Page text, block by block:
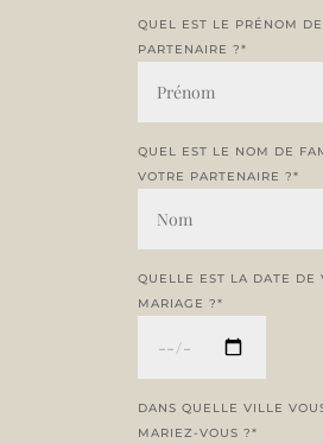
QUEL EST LE PRÉNOM
PARTENAIRE ?*
QUEL EST LE NOM DE
VOTRE PARTENAIRE ?*
QUELLE EST LA DATE DE
MARIAGE ?*
DANS QUELLE VILLE
MARIEZ-VOUS ?*